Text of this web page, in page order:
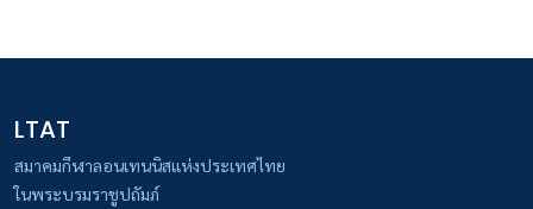
LTAT
สมาคมกีฬาลอนเทนนิสแห่งประเทศไทย
ในพระบรมราชูปถัมภ์